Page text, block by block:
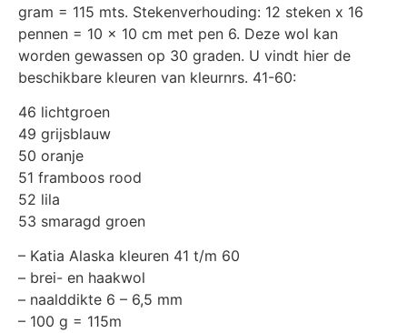
gram = 115 mts. Stekenverhouding: 12 steken x 16
pennen = 10 x 10 cm met pen 6. Deze wol kan
worden gewassen op 30 graden. U vindt hier de
beschikbare kleuren van kleurnrs. 41-60:
46 lichtgroen
49 grijsblauw
50 oranje
51 framboos rood
52 lila
53 smaragd groen
– Katia Alaska kleuren 41 t/m 60
– brei- en haakwol
– naalddikte 6 – 6,5 mm
– 100 g = 115m